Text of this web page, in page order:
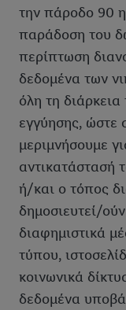
την πάροδο 90
παράδοση του
περίπτωση
δεδομένα των
όλη τη
εγγύησης, ώστε
μεριμνήσουμε
αντικατάστασή
ή/και ο τόπος
δημοσιευτεί/
διαφημιστικά
τύπου,
κοινωνικά
δεδομένα